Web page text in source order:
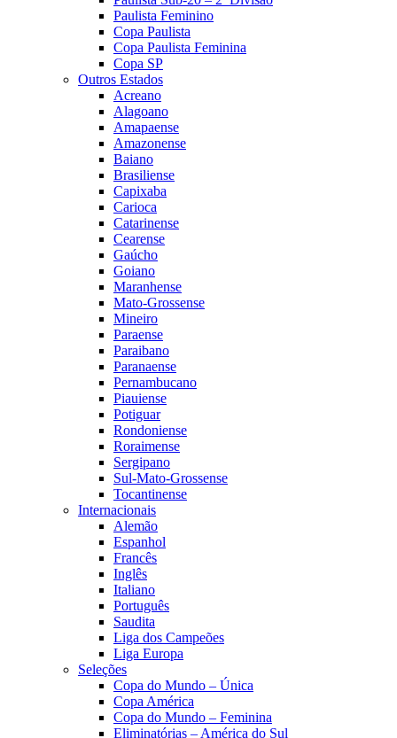
Paulista Feminino
Copa Paulista
Copa Paulista Feminina
Copa SP
Outros Estados
Acreano
Alagoano
Amapaense
Amazonense
Baiano
Brasiliense
Capixaba
Carioca
Catarinense
Cearense
Gaúcho
Goiano
Maranhense
Mato-Grossense
Mineiro
Paraense
Paraibano
Paranaense
Pernambucano
Piauiense
Potiguar
Rondoniense
Roraimense
Sergipano
Sul-Mato-Grossense
Tocantinense
Internacionais
Alemão
Espanhol
Francês
Inglês
Italiano
Português
Saudita
Liga dos Campeões
Liga Europa
Seleções
Copa do Mundo – Única
Copa América
Copa do Mundo – Feminina
Eliminatórias – América do Sul